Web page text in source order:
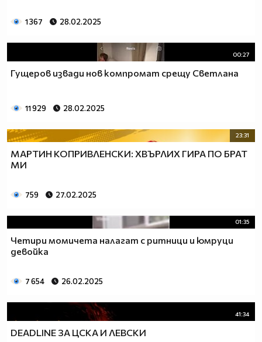
1 367 28.02.2025
00:27
Гущеров извади нов компромат срещу Светлана
11 929 28.02.2025
23:31
МАРТИН КОПРИВЛЕНСКИ: ХВЪРЛИХ ГИРА ПО БРАТ
МИ
759 27.02.2025
01:35
Четири момичета налагат с ритници и юмруци
девойка
7 654 26.02.2025
41:34
DEADLINE ЗА ЦСКА И ЛЕВСКИ